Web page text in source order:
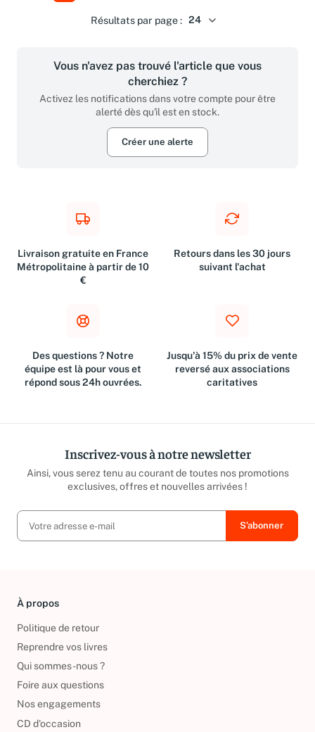
Résultats par page :
Vous n'avez pas trouvé l'article que vous
cherchiez ?
Activez les notifications dans votre compte pour être
alerté dès qu'il est en stock.
Créer une alerte
Livraison gratuite en France
Métropolitaine à partir de 10
€
Retours dans les 30 jours
suivant l'achat
Des questions ? Notre
équipe est là pour vous et
répond sous 24h ouvrées.
Jusqu'à 15% du prix de vente
reversé aux associations
caritatives
Inscrivez-vous à notre newsletter
Ainsi, vous serez tenu au courant de toutes nos promotions
exclusives, offres et nouvelles arrivées !
À propos
Politique de retour
Reprendre vos livres
Qui sommes-nous ?
Foire aux questions
Nos engagements
CD d'occasion